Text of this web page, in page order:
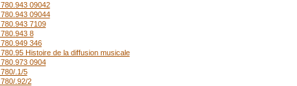
780.943 09042
780.943 09044
780.943 7109
780.943 8
780.949 346
780.95 Histoire de la diffusion musicale
780.973 0904
780/.1/5
780/.92/2